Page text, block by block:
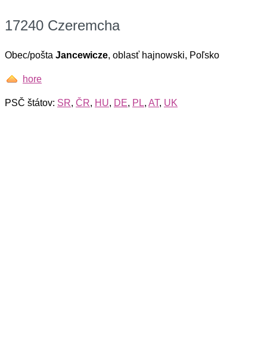
17240 Czeremcha
Obec/pošta Jancewicze, oblasť hajnowski, Poľsko
hore
PSČ štátov: SR, ČR, HU, DE, PL, AT, UK